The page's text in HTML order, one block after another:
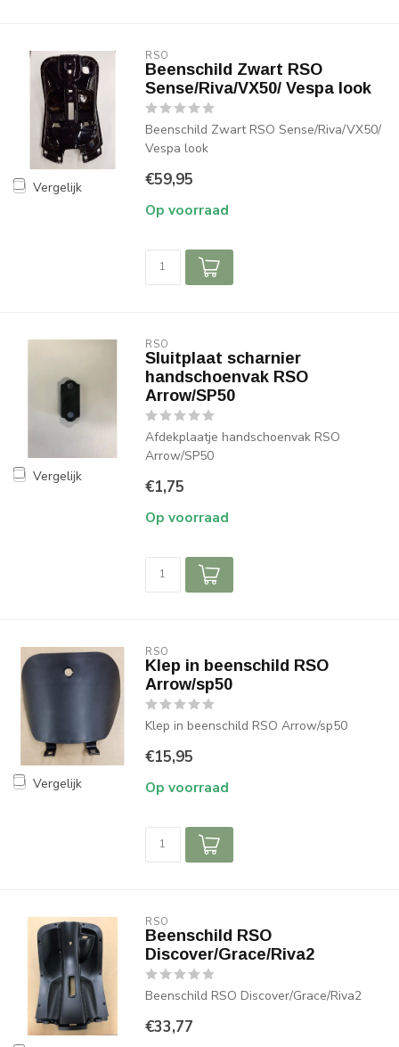
Vergelijk
RSO
Beenschild Zwart RSO
Sense/Riva/VX50/ Vespa look
Beenschild Zwart RSO Sense/Riva/VX50/
Vespa look
€59,95
Op voorraad
Vergelijk
RSO
Sluitplaat scharnier
handschoenvak RSO
Arrow/SP50
Afdekplaatje handschoenvak RSO
Arrow/SP50
€1,75
Op voorraad
Vergelijk
RSO
Klep in beenschild RSO
Arrow/sp50
Klep in beenschild RSO Arrow/sp50
€15,95
Op voorraad
RSO
Beenschild RSO
Discover/Grace/Riva2
Beenschild RSO Discover/Grace/Riva2
€33,77